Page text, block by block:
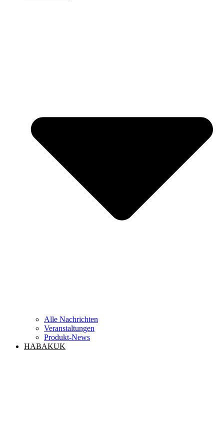
Alle Nachrichten
Veranstaltungen
Produkt-News
HABAKUK